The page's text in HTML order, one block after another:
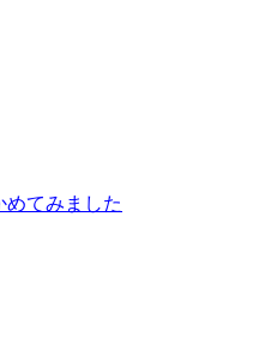
てみました